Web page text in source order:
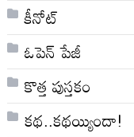
కీనోట్
ఓపెన్ పేజీ
కొత్త పుస్తకం
కథ..కథయ్యిందా!